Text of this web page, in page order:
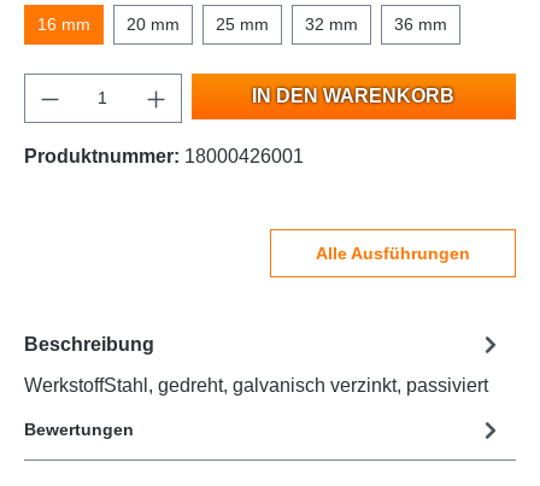
16 mm 20 mm 25 mm 32 mm 36 mm
IN DEN WARENKORB
Produktnummer: 18000426001
Alle Ausführungen
Beschreibung
WerkstoffStahl, gedreht, galvanisch verzinkt, passiviert
Bewertungen